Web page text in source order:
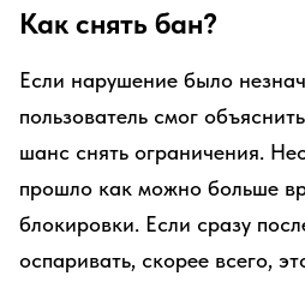
Как снять бан?
Если нарушение было
пользователь смог
шанс снять ограничения.
прошло как можно больше
блокировки. Если сразу
оспаривать, скорее всего,